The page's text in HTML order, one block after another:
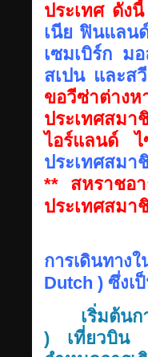
ประเทศ ดังนี้
เนีย ฟินแลน
เซมเบิร์ก ม
สเปน และส
ขอวีซ่าต่างห
ประเทศสมา
ไอร์แลนด์
ประเทศสมา
** สหราชอ
ประเทศสมา
การเดินทา
Dutch ) ซึ่งเ
เริ่มต้น
) เที่ยวบิน